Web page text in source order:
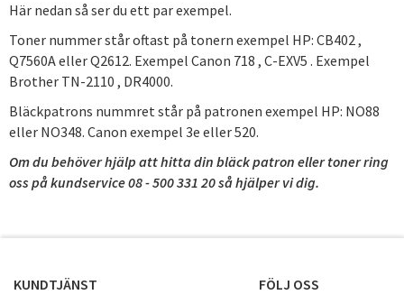
Här nedan så ser du ett par exempel.
Toner nummer står oftast på tonern exempel HP: CB402 ,
Q7560A eller Q2612. Exempel Canon 718 , C-EXV5 . Exempel
Brother TN-2110 , DR4000.
Bläckpatrons nummret står på patronen exempel HP: NO88
eller NO348. Canon exempel 3e eller 520.
Om du behöver hjälp att hitta din bläck patron eller toner ring
oss påkundservice08 - 500 331 20 så hjälper vi dig.
KUNDTJÄNST FÖLJ OSS